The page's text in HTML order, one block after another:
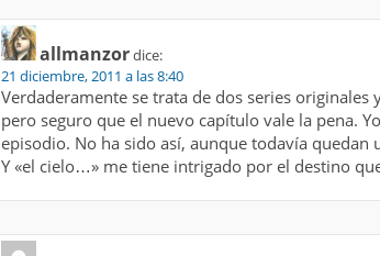
allmanzordice:
21 diciembre, 2011 a las 8:40
Verdaderamente se trata de dos series
pero seguro que el nuevo capítulo vale la pena.
episodio. No ha sido así, aunque todavía quedan
Y «el cielo…» me tiene intrigado por el destino